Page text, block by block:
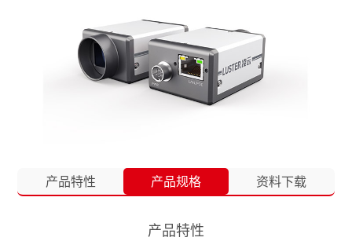
产品特性 产品规格 资料下载
产品特性